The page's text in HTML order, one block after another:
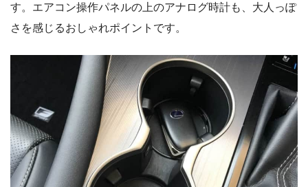
す。エアコン操作パネルの上のアナログ時計も、大人っぽ
さを感じるおしゃれポイントです。